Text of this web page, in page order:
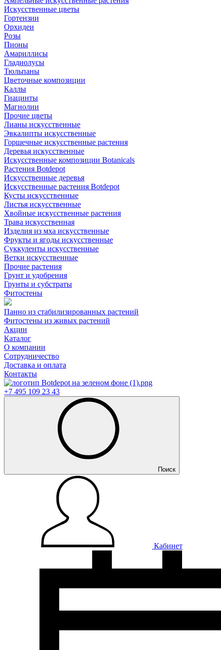
Искусственные цветы
Гортензии
Орхидеи
Розы
Пионы
Амариллисы
Гладиолусы
Тюльпаны
Цветочные композиции
Каллы
Гиацинты
Магнолии
Прочие цветы
Лианы искусственные
Эвкалипты искусственные
Горшечные искусственные растения
Деревья искусственные
Искусственные композиции Botanicals
Растения Botdepot
Искусственные деревья
Искусственные растения Botdepot
Кусты искусственные
Листья искусственные
Хвойные искусственные растения
Трава искусственная
Изделия из мха искусственные
Фрукты и ягоды искусственные
Суккуленты искусственные
Ветки искусственные
Прочие растения
Грунт и удобрения
Грунты и субстраты
Фитостены
Панно из стабилизированных растений
Фитостены из живых растений
Акции
Каталог
О компании
Сотрудничество
Доставка и оплата
Контакты
+7 495 109 23 43
Поиск
Кабинет